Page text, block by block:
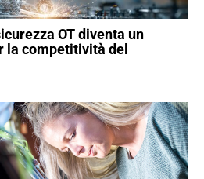
OT diventa un
la competitività del